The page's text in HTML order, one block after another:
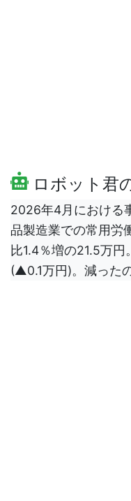
ロボット君
2026年4月における
品製造業での常用労
比1.4％増の21.5万
(▲0.1万円)。減った